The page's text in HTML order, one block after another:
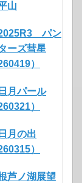
山
パン
ーズ彗星
）
月パール
）
月の出
）
芦ノ湖展望